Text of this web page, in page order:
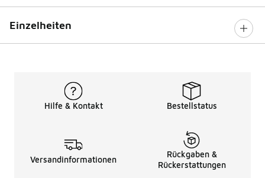
Einzelheiten
Hilfe & Kontakt Bestellstatus
Versandinformationen
Rückgaben &
Rückerstattungen